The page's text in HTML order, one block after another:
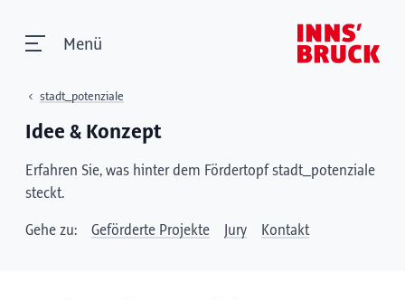
Menü
stadt_potenziale
Idee & Konzept
Erfahren Sie, was hinter dem Fördertopf stadt_potenziale
steckt.
Gehe zu: Geförderte Projekte Jury Kontakt